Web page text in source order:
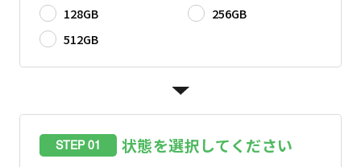
128GB
256GB
512GB
STEP 01 状態を選択してください